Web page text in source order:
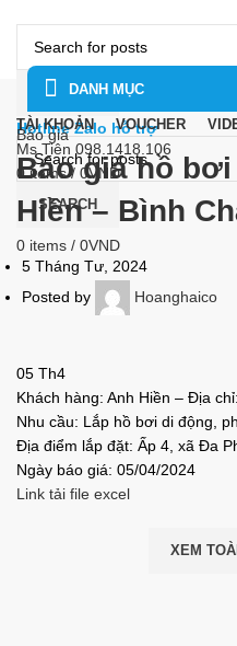
SEARCH
Hotline Zalo hỗ trợ
Ms Tiên 098.1418.106
0items / 0VND
Menu
0 items / 0VND
DANH MỤC
TÀI KHOẢN VOUCHER
SEARCH
Báo giá
Báo giá hồ
Hiền – Bình
5 Tháng Tư, 2024
Posted by
Hoanghaico
05 Th4
Khách hàng: Anh Hiền – Địa
Nhu cầu: Lắp hồ bơi di động,
Địa điểm lắp đặt: Ấp 4, xã Đa
Ngày báo giá: 05/04/2024
Link tải file excel
XEM